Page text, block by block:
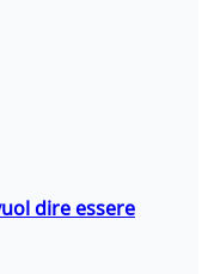
dire essere